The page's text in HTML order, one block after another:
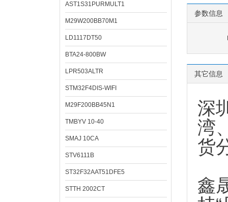
AST1S31PURMULT1
M29W200BB70M1
LD1117DT50
BTA24-800BW
LPR503ALTR
STM32F4DIS-WIFI
M29F200BB45N1
TMBYV 10-40
SMAJ 10CA
STV6111B
ST32F32AAT51DFE5
STTH 2002CT
参数信息
其它信息
深
湾
货
鑫